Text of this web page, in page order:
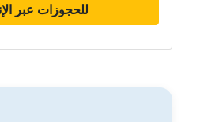
للحجوزات عبر